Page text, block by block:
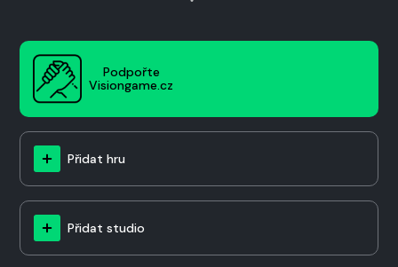
Podpořte
Visiongame.cz
Přidat hru
Přidat studio